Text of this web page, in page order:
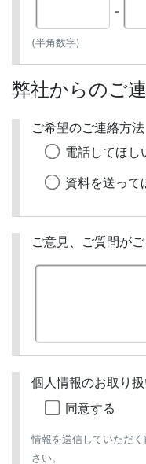
-
(半角数字)
弊社からのご
ご希望のご連絡方法
電話してほし
資料を送って
ご意見、ご質問が
個人情報のお取り
同意する
情報を送信していただく
さい。